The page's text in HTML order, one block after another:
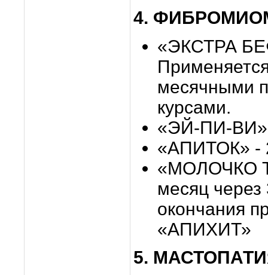
4.
«ЭКСТРА
месячными
курсами.
«ЭЙ-ПИ-ВИ»
«АПИТОК» -
«МОЛОЧКО
месяц
окончания
«АПИХИТ»
5.